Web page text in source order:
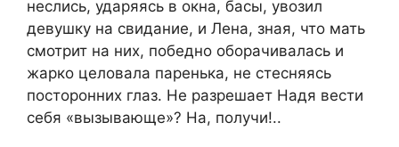
неслись, ударяясь в окна, басы, увозил
девушку на свидание, и Лена, зная, что мать
смотрит на них, победно оборачивалась и
жарко целовала паренька, не стесняясь
посторонних глаз. Не разрешает Надя вести
себя «вызывающе»? На, получи!..